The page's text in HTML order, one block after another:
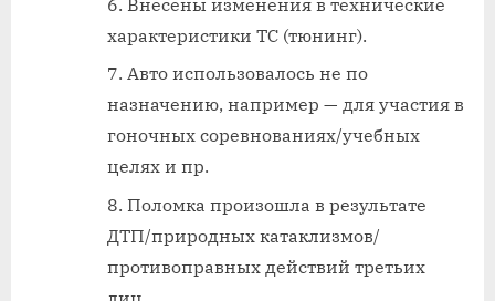
характеристики ТС (тюнинг).
Авто использовалось не по
назначению, например — для участия в
гоночных соревнованиях/учебных
целях и пр.
Поломка произошла в результате
ДТП/природных катаклизмов/
противоправных действий третьих